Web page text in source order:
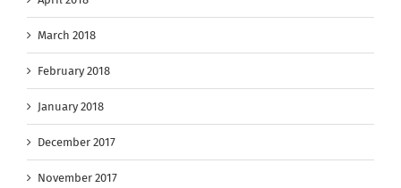
March 2018
February 2018
January 2018
December 2017
November 2017